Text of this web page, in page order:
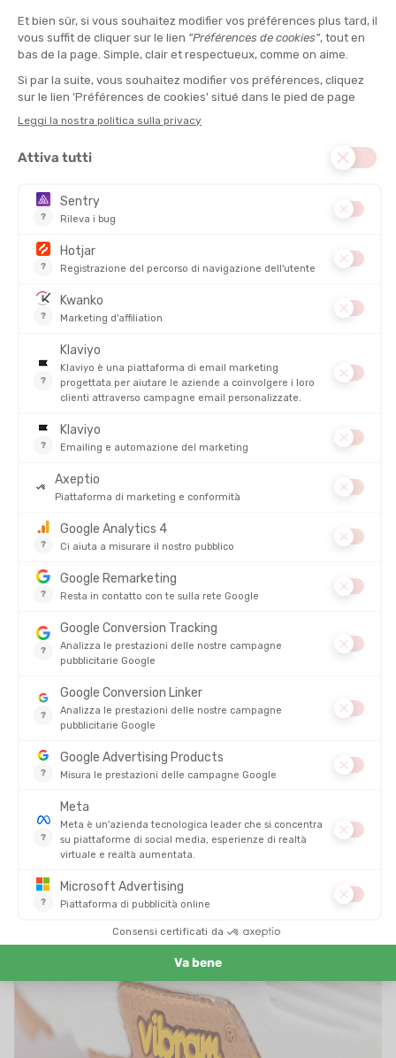
Hoka, ma con più reattività, più dinamismo.
Test sul terreno: una scarpa da endurance per terreni
impegnativi
In salita: propulsione fluida e regolare
Grazie alla piastra in carbonio, la Mafate X favorisceuna spinta
efficace in salita, soprattutto nelle lunghe ascese scorrevoli. La
dopo chilometro. Una
che farà
aggrappa anche su terreno umido
, e la rigidità della scarpa
consente un’appoggio sicuro e preciso.
Sulle creste e i sentieri tecnici
Nonostante il suo volume, la Mafate X
sorprendentemente stabile. L’appoggio allargato, combinato
con la rigidità della piastra, impedisce torsioni indesiderate. Le
discese veloci si affrontano senza timori:
l’ammortizzazione
assorbe gli urti
fanno il resto.
Si percepisce che questa scarpa da trail è stata pensata per
l’ultra-trail impegnativo, senza però penalizzare la rilanciata
sulle tratte scorrevoli.
È sui formati da 30 a 80 km che la Mafate X dà il meglio.
Limita
l’affaticamento muscolare, protegge efficacemente le
sovraccaricare gli appoggi.
Comfort eccezionale
Stabilità rassicurante , anche su terreno accidentato
Aderenza Vibram
al top su tutte le superfici
Buona traspirabilitàdella tomaia, anche con caldo